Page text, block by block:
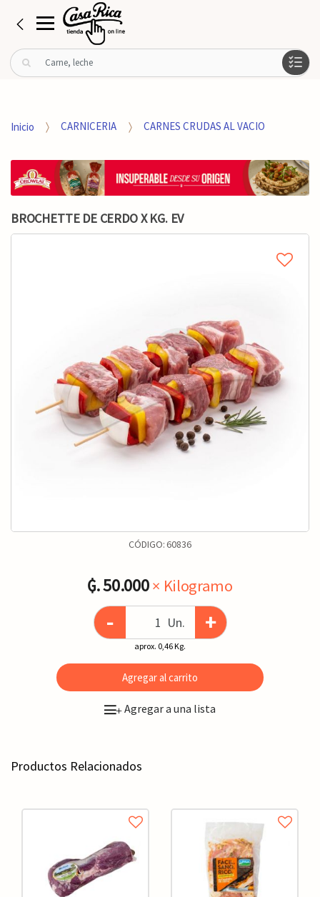
B
u
r
o
Inicio CARNICERIA CARNES CRUDAS AL VACIO
BROCHETTE DE CERDO X KG. EV
CÓDIGO:60836
₲. 50.000× Kilogramo
- Un. +
aprox. 0,46 Kg.
Agregar al carrito
+Agregar a una lista
Productos Relacionados